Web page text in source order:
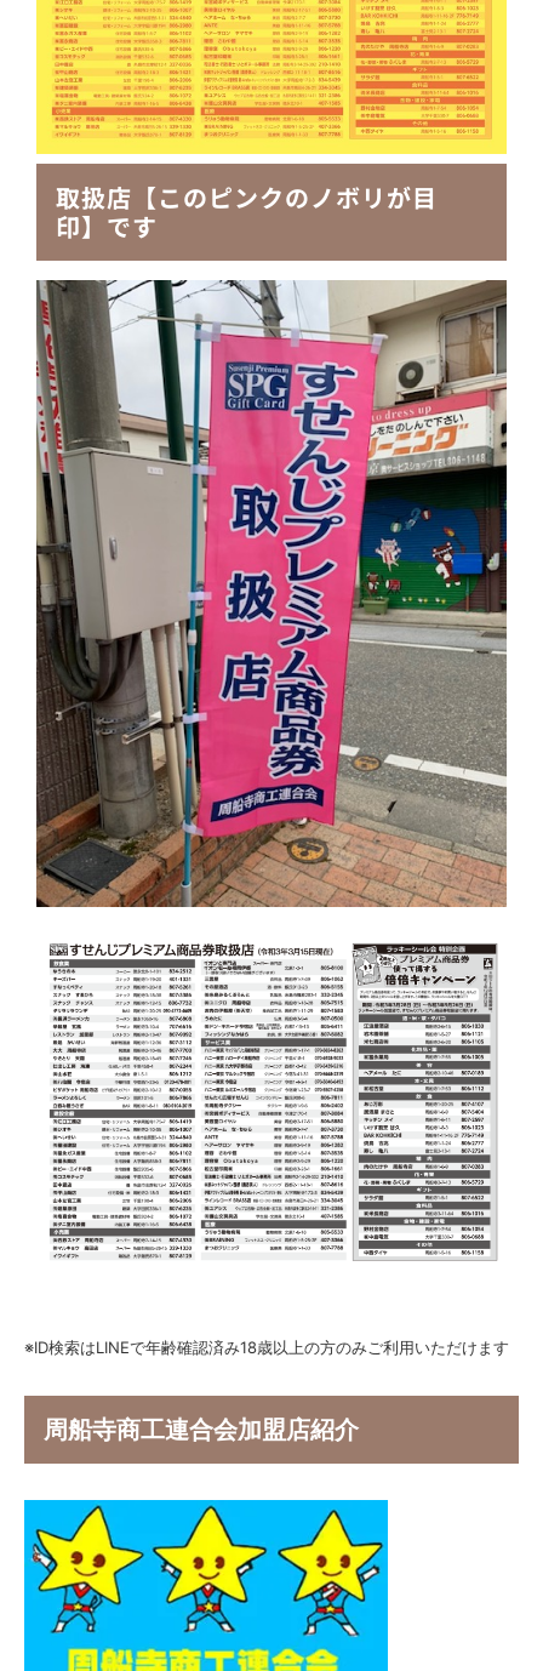
取扱店【このピンクのノボリが目
印】です
※ID検索はLINEで年齢確認済み18歳以上の方のみご利用いただけます
周船寺商工連合会加盟店紹介